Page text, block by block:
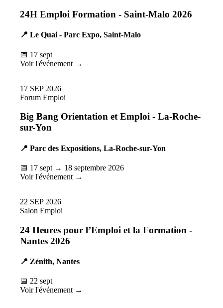
24H Emploi Formation - Saint-Malo 2026
📍 Le Quai - Parc Expo, Saint-Malo
📅 17 sept
Voir l'événement →
17 SEP 2026
Forum Emploi
Big Bang Orientation et Emploi - La-Roche-
sur-Yon
📍 Parc des Expositions, La-Roche-sur-Yon
📅 17 sept → 18 septembre 2026
Voir l'événement →
22 SEP 2026
Salon Emploi
24 Heures pour l’Emploi et la Formation -
Nantes 2026
📍 Zénith, Nantes
📅 22 sept
Voir l'événement →